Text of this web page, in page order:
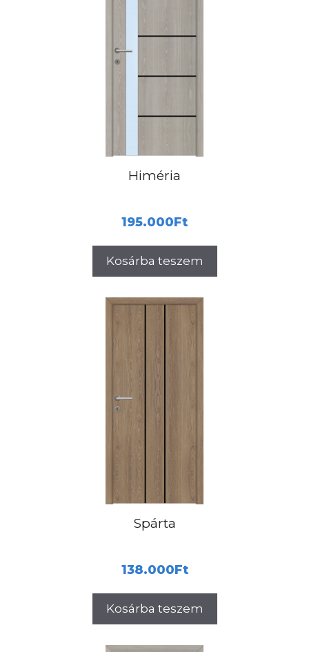
Himéria
195.000Ft
Kosárba teszem
Spárta
138.000Ft
Kosárba teszem